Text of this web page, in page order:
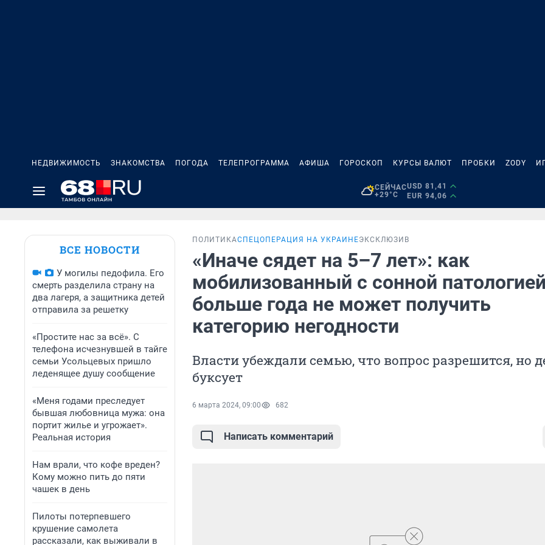
НЕДВИЖИМОСТЬ ЗНАКОМСТВА ПОГОДА ТЕЛЕПРОГРАММА АФИША ГОРОСКОП КУРСЫ ВАЛЮТ ПРОБКИ ZODY
СЕЙЧАС
+29°C
USD 81,41
EUR 94,06
ВСЕ НОВОСТИ
У могилы педофила. Его
смерть разделила страну на
два лагеря, а защитника детей
отправила за решетку
«Простите нас за всё». С
телефона исчезнувшей в тайге
семьи Усольцевых пришло
леденящее душу сообщение
«Меня годами преследует
бывшая любовница мужа: она
портит жилье и угрожает».
Реальная история
Нам врали, что кофе вреден?
Кому можно пить до пяти
чашек в день
Пилоты потерпевшего
крушение самолета
рассказали, как выживали в
ПОЛИТИКАСПЕЦОПЕРАЦИЯ НА УКРАИНЕЭКСКЛЮЗИВ
«Иначе сядет на 5–7 лет»: как
мобилизованный с сонной патологией
больше года не может получить
категорию негодности
Власти убеждали семью, что вопрос разрешится, но
буксует
6 марта 2024, 09:00 682
Написать комментарий